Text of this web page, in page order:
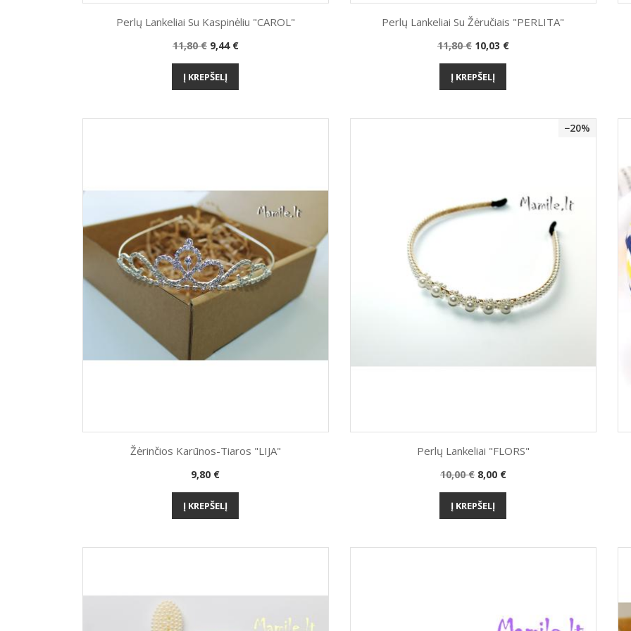
Greita peržiūra
Perlų Lankeliai Su Kaspinėliu "CAROL"
Bazinė
11,80 € Kaina
9,44 €
Į KREPŠELĮ
Greita peržiūra
Perlų Lankeliai Su Žėručiais "PERLITA"
Bazinė
11,80 € Kaina
10,03 €
Į KREPŠELĮ
Greita peržiūra
Žėrinčios Karūnos-Tiaros "LIJA"
Kaina
9,80 €
Į KREPŠELĮ
−20%
Greita peržiūra
Perlų Lankeliai "FLORS"
Bazinė
10,00 € Kaina
8,00 €
Į KREPŠELĮ